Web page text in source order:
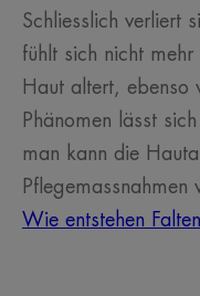
Schliesslich verliert
fühlt sich nicht
Haut altert, ebenso
Phänomen lässt
man kann die
Pflegemassnahmen
Wie entstehen